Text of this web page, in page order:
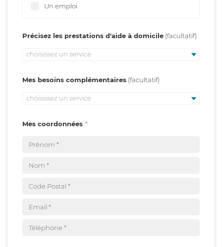
Un emploi
Précisez les prestations d'aide à domicile
choisissez un service
Mes besoins complémentaires
choisissez un service
Mes coordonnées